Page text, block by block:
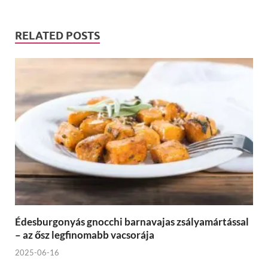
RELATED POSTS
Édesburgonyás gnocchi barnavajas zsályamártással
– az ősz legfinomabb vacsorája
2025-06-16